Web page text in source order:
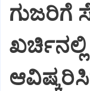
ಗುಜರಿಗೆ